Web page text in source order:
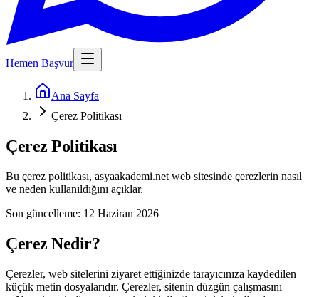
Hemen Başvur
Ana Sayfa
Çerez Politikası
Çerez Politikası
Bu çerez politikası, asyaakademi.net web sitesinde çerezlerin nasıl
ve neden kullanıldığını açıklar.
Son güncelleme: 12 Haziran 2026
Çerez Nedir?
Çerezler, web sitelerini ziyaret ettiğinizde tarayıcınıza kaydedilen
küçük metin dosyalarıdır. Çerezler, sitenin düzgün çalışmasını